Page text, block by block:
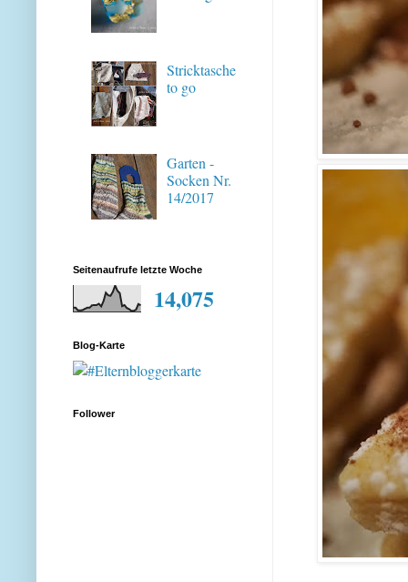
Stricktasche
to go
Garten -
Socken Nr.
14/2017
Seitenaufrufe letzte Woche
14,075
Blog-Karte
Follower